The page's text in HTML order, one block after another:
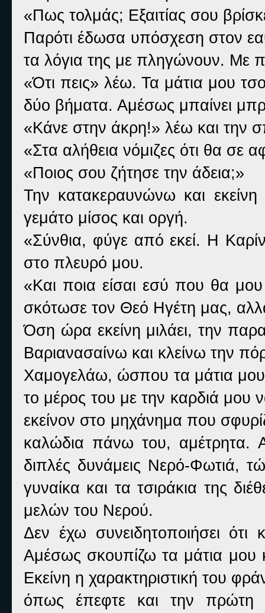
«Πως τολμάς; Εξαιτίας σου
Παρότι έδωσα υπόσχεση στον
τα λόγια της με πληγώνουν. Με
«Ότι πεις» λέω. Τα μάτια μου
δύο βήματα. Αμέσως μπαίνει
«Κάνε στην άκρη!» λέω και την
«Στα αλήθεια νόμιζες ότι θα σε
«Ποιος σου ζήτησε την άδεια;»
Την κατακεραυνώνω και
γεμάτο μίσος και οργή.
«Σύνθια, φύγε από εκεί. Η
στο πλευρό μου.
«Και ποια είσαι εσύ που θα
σκότωσε τον Θεό Ηγέτη μας,
Όση ώρα εκείνη μιλάει, την
Βαριανασαίνω και κλείνω την
Χαμογελάω, ώσπου τα μάτια
το μέρος του με την καρδιά μου
εκείνον στο μηχάνημα που
καλώδια πάνω του, αμέτρητα.
διπλές δυνάμεις Νερό-Φωτιά,
γυναίκα και τα τσιράκια της
μελών του Νερού.
Δεν έχω συνειδητοποιήσει
Αμέσως σκουπίζω τα μάτια μου
Εκείνη η χαρακτηριστική του
όπως έπεφτε και την πρώτη